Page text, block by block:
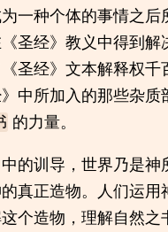
一种个体的事情之后
圣经》教义中得到解
圣经》文本解释权千
中所加入的那些杂质
的力量。
的训导，世界乃是神
真正造物。人们运用
个造物，理解自然之